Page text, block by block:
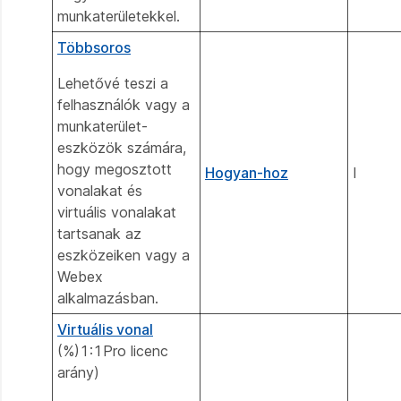
munkaterületekkel.
Többsoros
Lehetővé teszi a
felhasználók vagy a
munkaterület-
eszközök számára,
hogy megosztott
vonalakat és
virtuális vonalakat
tartsanak az
eszközeiken vagy a
Webex
alkalmazásban.
Hogyan-hoz I
Virtuális vonal
(%)1:1Pro licenc
arány)